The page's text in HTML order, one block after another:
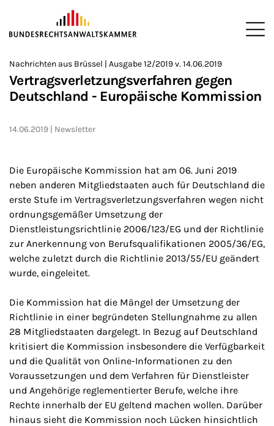
ZUM HAUPTINHALT SPRINGEN
Sie befinden sich hier:
>
Startseite
>
Newsroom
>
Newsletter
>
Nachrichten aus Brüssel
Nachrichten aus Brüssel | Ausgabe 12/2019 v. 14.06.2019
Vertragsverletzungsverfahren gegen
Deutschland - Europäische Kommission
14.06.2019 Newsletter
Die Europäische Kommission hat am 06. Juni 2019
neben anderen Mitgliedstaaten auch für Deutschland die
erste Stufe im Vertragsverletzungsverfahren wegen nicht
ordnungsgemäßer Umsetzung der
Dienstleistungsrichtlinie 2006/123/EG und der Richtlinie
zur Anerkennung von Berufsqualifikationen 2005/36/EG,
welche zuletzt durch die Richtlinie 2013/55/EU geändert
wurde, eingeleitet.
Die Kommission hat die Mängel der Umsetzung der
Richtlinie in einer begründeten Stellungnahme zu allen
28 Mitgliedstaaten dargelegt. In Bezug auf Deutschland
kritisiert die Kommission insbesondere die Verfügbarkeit
und die Qualität von Online-Informationen zu den
Voraussetzungen und dem Verfahren für Dienstleister
und Angehörige reglementierter Berufe, welche ihre
Rechte innerhalb der EU geltend machen wollen. Darüber
hinaus sieht die Kommission noch Lücken hinsichtlich